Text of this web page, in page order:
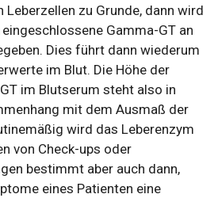
zu Grunde, dann wird
Gamma-GT an
Dies führt dann wiederum
im Blut. Die Höhe der
im Blutserum steht also in
mit dem Ausmaß der
wird das Leberenzym
von Check-ups oder
bestimmt aber auch dann,
eines Patienten eine